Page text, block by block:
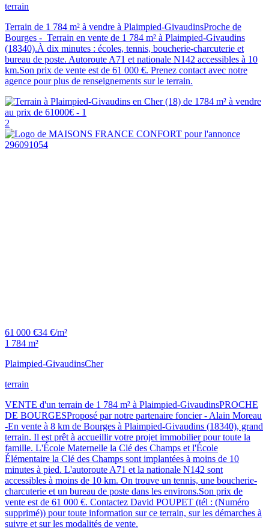
terrain
Terrain de 1 784 m² à vendre à Plaimpied-GivaudinsProche de
Bourges - Terrain en vente de 1 784 m² à Plaimpied-Givaudins
(18340).À dix minutes : écoles, tennis, boucherie-charcuterie et
bureau de poste. Autoroute A71 et nationale N142 accessibles à 10
km.Son prix de vente est de 61 000 €. Prenez contact avec notre
agence pour plus de renseignements sur le terrain.
2
61 000 €34 €/m²
1 784 m²
Plaimpied-GivaudinsCher
terrain
VENTE d'un terrain de 1 784 m² à Plaimpied-GivaudinsPROCHE
DE BOURGESProposé par notre partenaire foncier - Alain Moreau
-En vente à 8 km de Bourges à Plaimpied-Givaudins (18340), grand
terrain. Il est prêt à accueillir votre projet immobilier pour toute la
famille. L'École Maternelle la Clé des Champs et l'École
Élémentaire la Clé des Champs sont implantées à moins de 10
minutes à pied. L'autoroute A71 et la nationale N142 sont
accessibles à moins de 10 km. On trouve un tennis, une boucherie-
charcuterie et un bureau de poste dans les environs.Son prix de
vente est de 61 000 €. Contactez David POUPET (tél : (Numéro
supprimé)) pour toute information sur ce terrain, sur les démarches à
suivre et sur les modalités de vente.